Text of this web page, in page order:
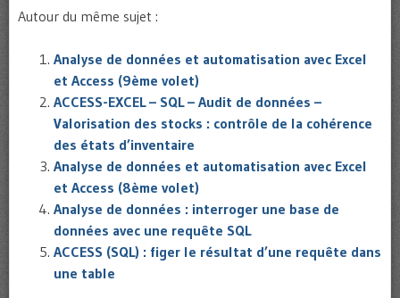
Autour du même sujet :
Analyse de données et automatisation avec Excel
et Access (9ème volet)
ACCESS-EXCEL – SQL – Audit de données –
Valorisation des stocks : contrôle de la cohérence
des états d’inventaire
Analyse de données et automatisation avec Excel
et Access (8ème volet)
Analyse de données : interroger une base de
données avec une requête SQL
ACCESS (SQL) : figer le résultat d’une requête dans
une table